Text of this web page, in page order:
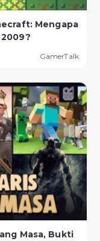
Mengapa
GamerTalk
Masa, Bukti